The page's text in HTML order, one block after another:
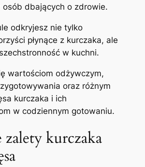
dbających o zdrowie.
odkryjesz nie tylko
płynące z kurczaka, ale
w kuchni.
wartościom odżywczym,
oraz różnym
kurczaka i ich
w codziennym gotowaniu.
zalety kurczaka